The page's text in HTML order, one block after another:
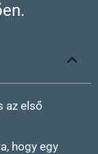
az első
hogy egy